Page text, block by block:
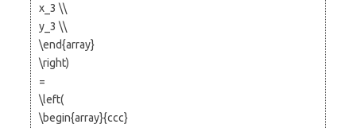
x_3 \\
y_3 \\
\end{array}
\right)
=
\left(
\begin{array}{ccc}